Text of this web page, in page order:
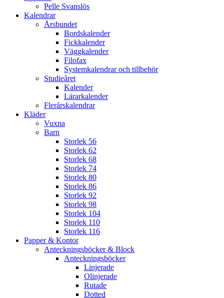
Pelle Svanslös
Kalendrar
Årsbundet
Bordskalender
Fickkalender
Väggkalender
Filofax
Systemkalendrar och tillbehör
Studieåret
Kalender
Lärarkalender
Flerårskalendrar
Kläder
Vuxna
Barn
Storlek 56
Storlek 62
Storlek 68
Storlek 74
Storlek 80
Storlek 86
Storlek 92
Storlek 98
Storlek 104
Storlek 110
Storlek 116
Papper & Kontor
Anteckningsböcker & Block
Anteckningsböcker
Linjerade
Olinjerade
Rutade
Dotted